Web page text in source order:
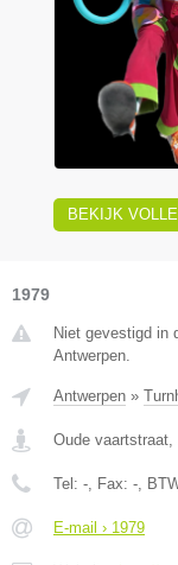
BEKIJK
1979
Niet gevestigd in
Antwerpen.
Antwerpen »
Oude vaartstraat
Tel: - , Fax: - ,
E-mail › 1979